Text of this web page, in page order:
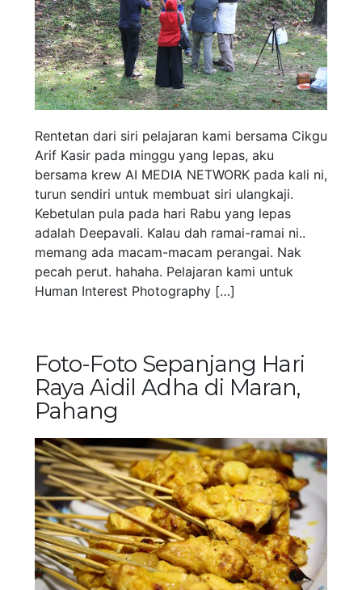
Rentetan dari siri pelajaran kami bersama Cikgu
Arif Kasir pada minggu yang lepas, aku
bersama krew AI MEDIA NETWORK pada kali ni,
turun sendiri untuk membuat siri ulangkaji.
Kebetulan pula pada hari Rabu yang lepas
adalah Deepavali. Kalau dah ramai-ramai ni..
memang ada macam-macam perangai. Nak
pecah perut. hahaha. Pelajaran kami untuk
Human Interest Photography […]
Foto-Foto Sepanjang Hari
Raya Aidil Adha di Maran,
Pahang